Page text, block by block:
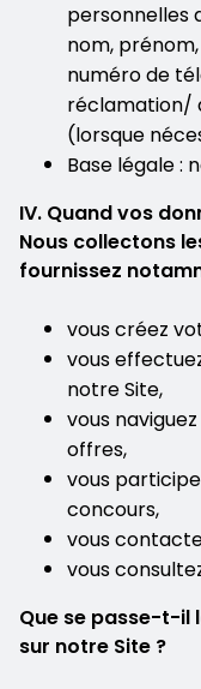
personnelles
nom,
numéro de
réclamation/
(lorsque
Base légale :
IV. Quand vos
Nous collectons
fournissez
vous créez
vous
notre Site,
vous
offres,
vous
concours,
vous
vous
Que se passe-t-il
sur notre Site ?